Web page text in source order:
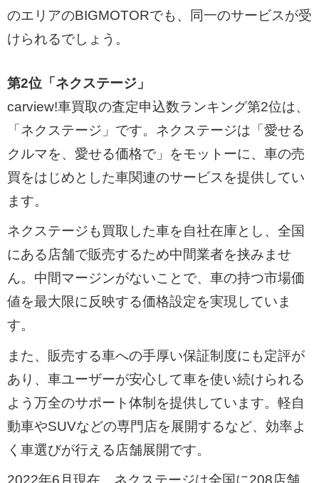
のエリアのBIGMOTORでも、同一のサービスが受
けられるでしょう。
第2位「ネクステージ」
carview!車買取の査定申込数ランキング第2位は、
「ネクステージ」です。ネクステージは「愛せる
クルマを、愛せる価格で」をモットーに、車の売
買をはじめとした車関連のサービスを提供してい
ます。
ネクステージも買取した車を自社在庫とし、全国
にある店舗で販売するため中間業者を挟みませ
ん。中間マージンがないことで、車の持つ市場価
値を最大限に反映する価格設定を実現していま
す。
また、販売する車への手厚い保証制度にも定評が
あり、車ユーザーが安心して車を使い続けられる
よう万全のサポート体制を提供しています。軽自
動車やSUVなどの専門店を展開するなど、効率よ
く車選びが行える店舗展開です。
2022年6月現在、ネクステージは全国に208店舗